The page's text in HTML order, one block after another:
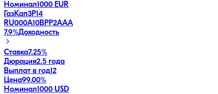
Номинал1000 EUR
ГазКап3P14
RU000A10BPP2AAA
7.9%Доходность
Ставка7.25%
Дюрация2.5 года
Выплат в год12
Цена99.00%
Номинал1000 USD